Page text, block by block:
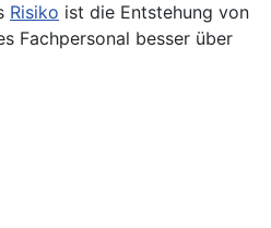
Risiko ist die Entstehung von
Fachpersonal besser über